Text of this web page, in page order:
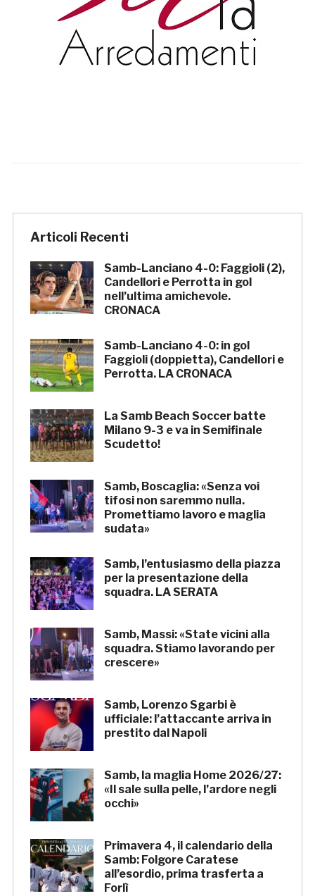
Articoli Recenti
Samb-Lanciano 4-0: Faggioli (2),
Candellori e Perrotta in gol
nell’ultima amichevole.
CRONACA
Samb-Lanciano 4-0: in gol
Faggioli (doppietta), Candellori e
Perrotta. LA CRONACA
La Samb Beach Soccer batte
Milano 9-3 e va in Semifinale
Scudetto!
Samb, Boscaglia: «Senza voi
tifosi non saremmo nulla.
Promettiamo lavoro e maglia
sudata»
Samb, l’entusiasmo della piazza
per la presentazione della
squadra. LA SERATA
Samb, Massi: «State vicini alla
squadra. Stiamo lavorando per
crescere»
Samb, Lorenzo Sgarbi è
ufficiale: l’attaccante arriva in
prestito dal Napoli
Samb, la maglia Home 2026/27:
«Il sale sulla pelle, l’ardore negli
occhi»
Primavera 4, il calendario della
Samb: Folgore Caratese
all’esordio, prima trasferta a
Forlì